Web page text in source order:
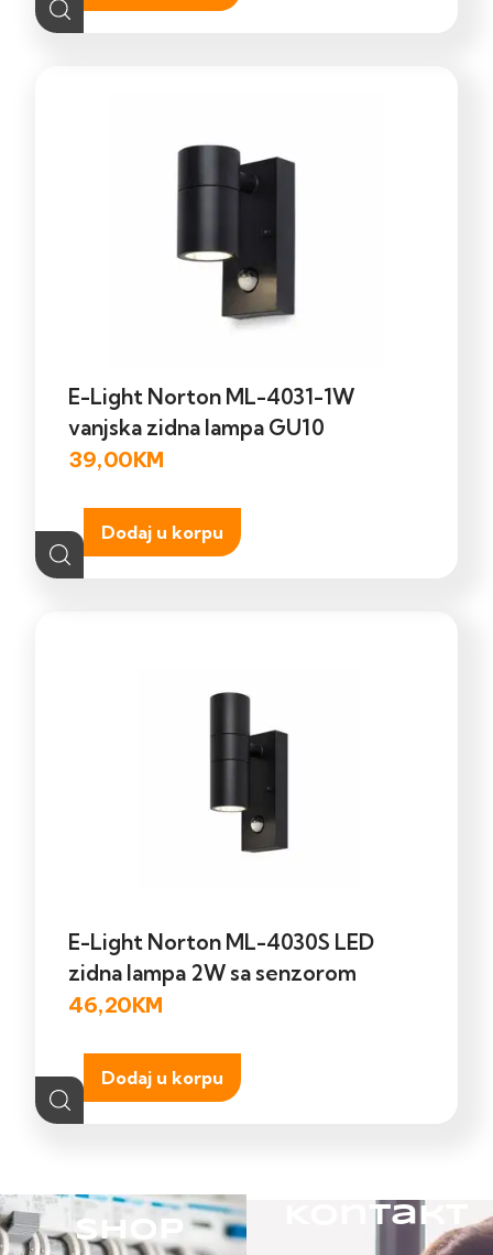
E-Light Norton ML-4031-1W
vanjska zidna lampa GU10
39,00KM
Dodaj u korpu
E-Light Norton ML-4030S LED
zidna lampa 2W sa senzorom
46,20KM
Dodaj u korpu
Shop
Kontakt